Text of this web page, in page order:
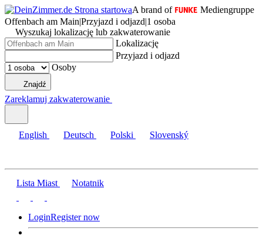
A brand of
Mediengruppe
Offenbach am Main|Przyjazd i odjazd|1 osoba
Wyszukaj lokalizację lub zakwaterowanie
Lokalizację
Przyjazd i odjazd
Osoby
Znajdź
Zareklamuj zakwaterowanie
English Deutsch Polski Slovenský
Lista Miast Notatnik
LoginRegister now